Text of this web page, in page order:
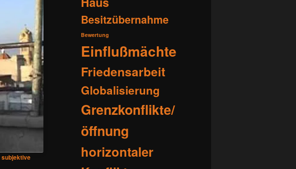
subjektive
Besitzübernahme
Bewertung
Einflußmächte
Friedensarbeit
Globalisierung
Grenzkonflikte/
öffnung
horizontaler